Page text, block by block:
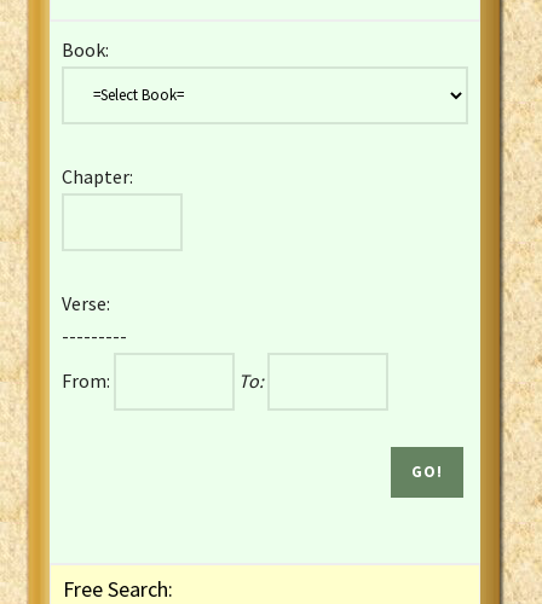
Czech Kralicka Bible
English YLT 1898 Bible
French Darby Bible
French Louis Segond Bible
Gaelic (Manx) Selections
Gaelic (Scottish) Mark
Book:
Chapter:
Verse:
---------
From:
To:
Free Search: